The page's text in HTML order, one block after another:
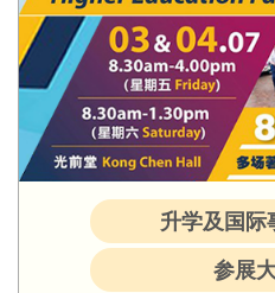
升学及国际
参展